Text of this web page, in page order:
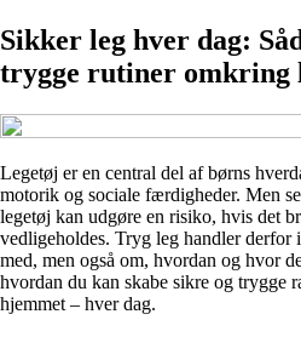
Sikker leg hver dag:
trygge rutiner omkring
Legetøj er en central del af børns
motorik og sociale færdigheder. Men
legetøj kan udgøre en risiko, hvis det
vedligeholdes. Tryg leg handler
med, men også om, hvordan og hvor
hvordan du kan skabe sikre og trygge
hjemmet – hver dag.